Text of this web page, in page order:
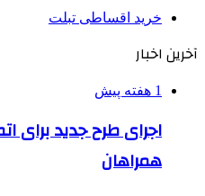
خرید اقساطی تبلت
آخرین اخبار
1 هفته پیش
اجرای طرح جدید برای
همراهان